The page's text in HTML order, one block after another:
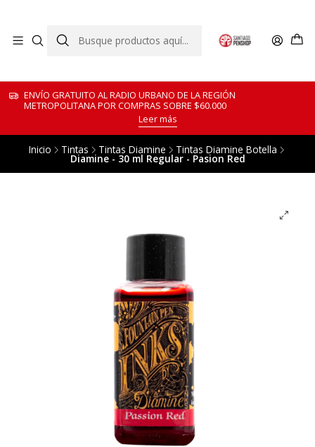
ENVÍO GRATUITO AL RADIO URBANO DE LA REGIÓN
METROPOLITANA POR COMPRAS SOBRE $60.000
Leer más
Inicio Tintas Tintas Diamine Tintas Diamine Botella
Diamine - 30 ml Regular - Pasion Red